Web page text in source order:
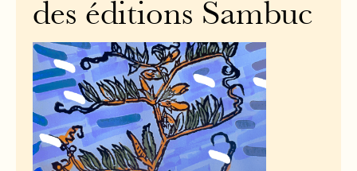
des éditions Sambuc